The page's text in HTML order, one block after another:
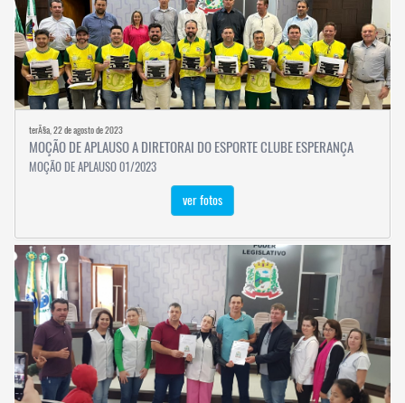
terÃ§a, 22 de agosto de 2023
MOÇÃO DE APLAUSO A DIRETORAI DO ESPORTE CLUBE ESPERANÇA
MOÇÃO DE APLAUSO 01/2023
ver fotos